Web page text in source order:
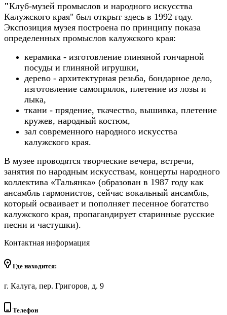
"Клуб-музей промыслов и народного искусства
Калужского края" был открыт здесь в 1992 году.
Экспозиция музея построена по принципу показа
определенных промыслов калужского края:
керамика - изготовление глиняной гончарной
посуды и глиняной игрушки,
дерево - архитектурная резьба, бондарное дело,
изготовление самопрялок, плетение из лозы и
лыка,
ткани - прядение, ткачество, вышивка, плетение
кружев, народный костюм,
зал современного народного искусства
калужского края.
В музее проводятся творческие вечера, встречи,
занятия по народным искусствам, концерты народного
коллектива «Тальянка» (образован в 1987 году как
ансамбль гармонистов, сейчас вокальный ансамбль,
который осваивает и пополняет песенное богатство
калужского края, пропагандирует старинные русские
песни и частушки).
Контактная информация
Где находится:
г. Калуга, пер. Григоров, д. 9
Телефон